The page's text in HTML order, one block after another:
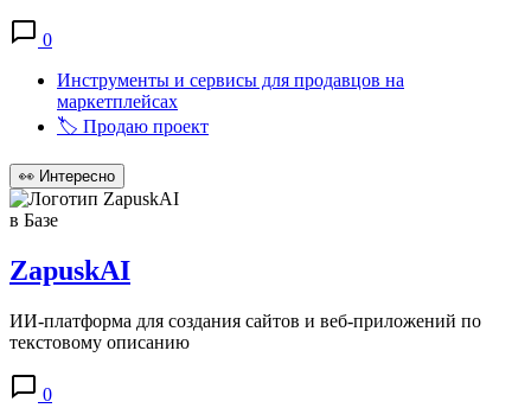
0
Инструменты и сервисы для продавцов на
маркетплейсах
🏷️ Продаю проект
👀 Интересно
в Базе
ZapuskAI
ИИ-платформа для создания сайтов и веб-приложений по
текстовому описанию
0